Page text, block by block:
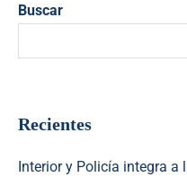
Buscar
Recientes
Interior y Policía integra a